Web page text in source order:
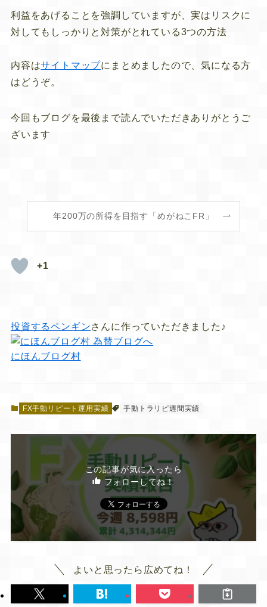
利益をあげることを強調していますが、実はリスクに
対してもしっかりと対策がとれている3つの方法
内容はサイトマップにまとめましたので、気になる方
はどうぞ。
今回もブログを最後まで読んでいただきありがとうご
ざいます
年200万の所得を目指す「めがねこFR」
+1
投資するペンギンさんに作っていただきました♪
にほんブログ村
FX手動リピート運用実績 手動トラリピ週間実績
この記事が気に入ったら
フォローしてね！
よいと思ったら広めてね！